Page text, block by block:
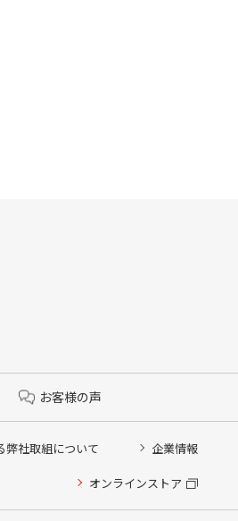
お客様の声
弊社取組について 企業情報
オンラインストア